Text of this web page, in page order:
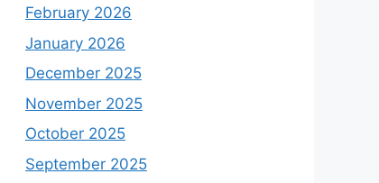
February 2026
January 2026
December 2025
November 2025
October 2025
September 2025